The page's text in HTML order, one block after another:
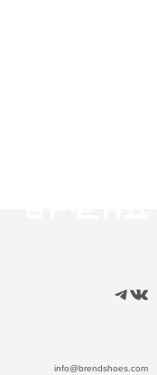
info@brendshoes.com